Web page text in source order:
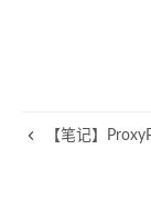
【笔记】